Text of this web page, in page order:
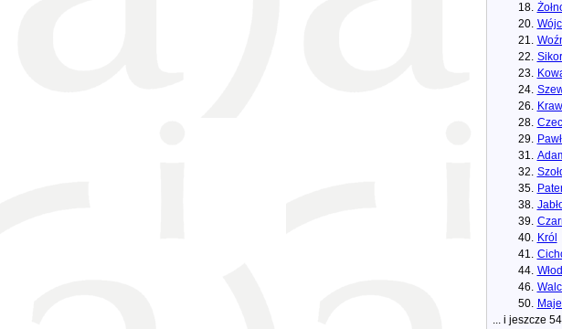
18.
20.
21.
22.
23.
24.
26.
28.
29.
31.
32.
35.
38.
39.
40. Król
41.
44.
46.
50.
... i jeszcze